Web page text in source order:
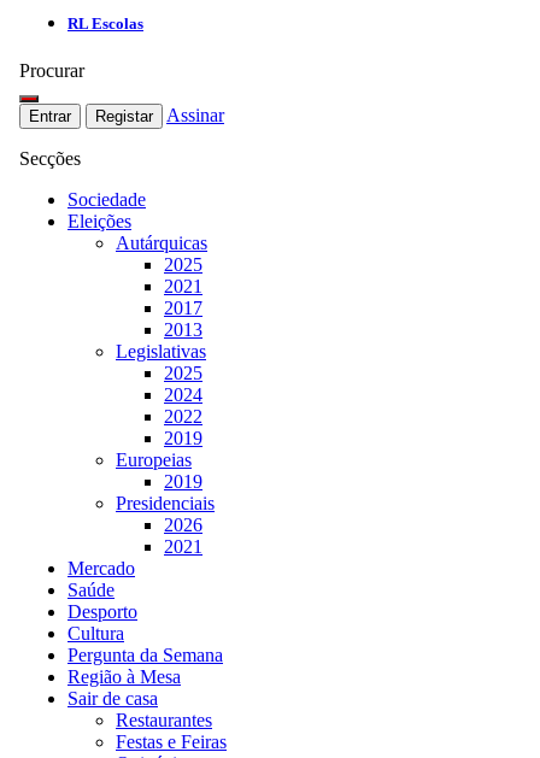
RL Escolas
Procurar
Entrar Registar Assinar
Secções
Sociedade
Eleições
Autárquicas
2025
2021
2017
2013
Legislativas
2025
2024
2022
2019
Europeias
2019
Presidenciais
2026
2021
Mercado
Saúde
Desporto
Cultura
Pergunta da Semana
Região à Mesa
Sair de casa
Restaurantes
Festas e Feiras